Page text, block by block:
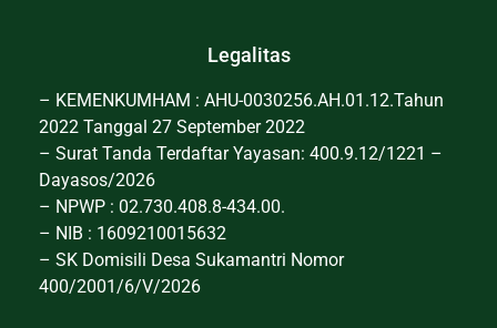
Legalitas
– KEMENKUMHAM : AHU-0030256.AH.01.12.Tahun
2022 Tanggal 27 September 2022
– Surat Tanda Terdaftar Yayasan: 400.9.12/1221 –
Dayasos/2026
– NPWP : 02.730.408.8-434.00.
– NIB : 1609210015632
– SK Domisili Desa Sukamantri Nomor
400/2001/6/V/2026